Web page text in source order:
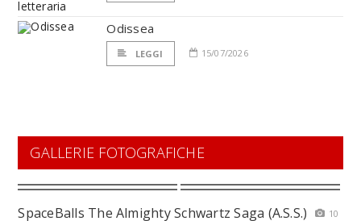
Odissea
LEGGI 15/07/2026
GALLERIE FOTOGRAFICHE
SpaceBalls The Almighty Schwartz Saga (A.S.S.)
10